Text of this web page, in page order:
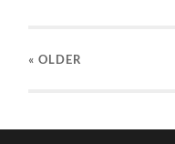
« OLDER